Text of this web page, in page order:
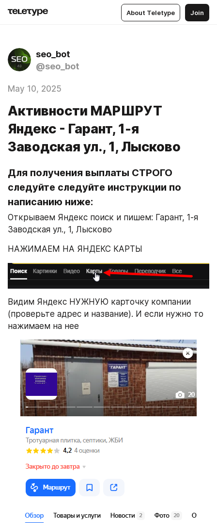
About Teletype Join
seo_bot
@seo_bot
May 10, 2025
Активности МАРШРУТ
Яндекс - Гарант, 1-я
Заводская ул., 1, Лысково
Для получения выплаты СТРОГО
следуйте следуйте инструкции по
написанию ниже:
Открываем Яндекс поиск и пишем: Гарант, 1-я
Заводская ул., 1, Лысково
НАЖИМАЕМ НА ЯНДЕКС КАРТЫ
Видим Яндекс НУЖНУЮ карточку компании
(проверьте адрес и название). И если нужно то
нажимаем на нее